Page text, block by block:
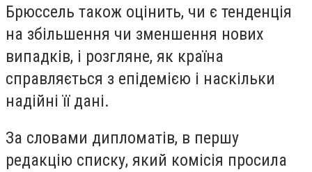
Брюссель також оцінить, чи є тенденція
на збільшення чи зменшення нових
випадків, і розгляне, як країна
справляється з епідемією і наскільки
надійні її дані.
За словами дипломатів, в першу
редакцію списку, який комісія просила